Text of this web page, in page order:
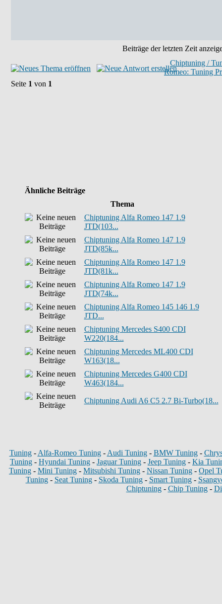
Beiträge der letzten Zeit
Chiptuning /
Romeo: Tuning
Seite 1 von 1
Ähnliche Beiträge
Thema
Chiptuning Alfa Romeo 147 1.9
JTD(103...
Chiptuning Alfa Romeo 147 1.9
JTD(85k...
Chiptuning Alfa Romeo 147 1.9
JTD(81k...
Chiptuning Alfa Romeo 147 1.9
JTD(74k...
Chiptuning Alfa Romeo 145 146 1.9
JTD...
Chiptuning Mercedes S400 CDI
W220(184...
Chiptuning Mercedes ML400 CDI
W163(18...
Chiptuning Mercedes G400 CDI
W463(184...
Chiptuning Audi A6 C5 2.7 Bi-Turbo(18...
Tuning- Alfa-Romeo Tuning- Audi Tuning- BMW Tuning-
Tuning - Hyundai Tuning - Jaguar Tuning - Jeep Tuning - Kia
Tuning - Mini Tuning - Mitsubishi Tuning - Nissan Tuning - Opel
Tuning- Seat Tuning- Skoda Tuning- Smart Tuning-
Chiptuning- Chip Tuning-